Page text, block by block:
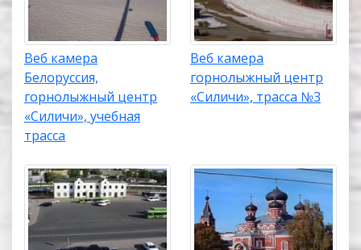
Веб камера
Белоруссия,
горнолыжный центр
«Силичи», учебная
трасса
Веб камера
горнолыжный центр
«Силичи», трасса №3